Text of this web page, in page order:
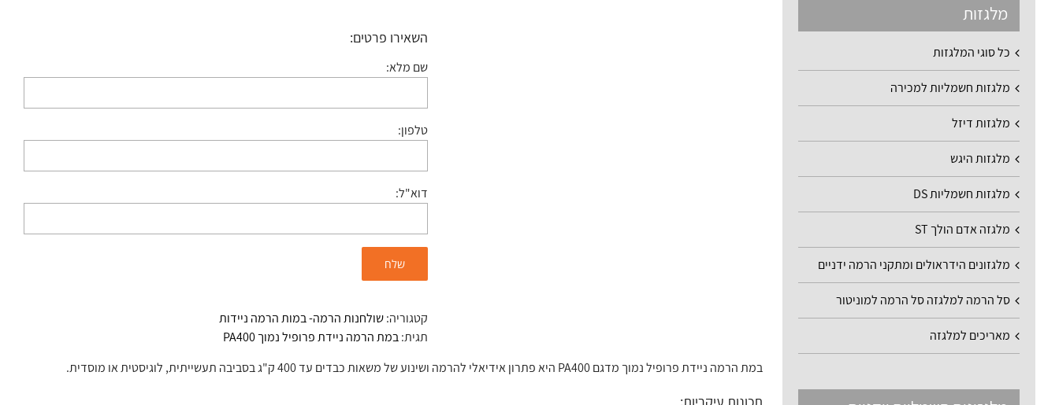
השאירו פרטים:
שם מלא:
טלפון:
דוא"ל:
קטגוריה:שולחנות הרמה- במות הרמה ניידות
תגית:במת הרמה ניידת פרופיל נמוך PA400
במת הרמה ניידת פרופיל נמוך מדגם PA400 היא פתרון אידיאלי להרמה ושינוע של משאות כבדים עד 400 ק"ג בסביבה תעשייתית, לוגיסטית או מוסדית.
מלגזות
כל סוגי המלגזות
מלגזות חשמליות למכירה
מלגזות דיזל
מלגזות היגש
מלגזות חשמליות DS
מלגזה אדם הולך ST
מלגזונים הידראולים ומתקני הרמה ידניים
סל הרמה למלגזה סל הרמה למוניטור
מאריכים למלגזה